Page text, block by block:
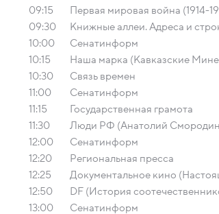
09:15
Первая мировая война (1914-
09:30
Книжные аллеи. Адреса и
10:00
Сенатинформ
10:15
Наша марка (Кавказские
10:30
Связь времен
11:00
Сенатинформ
11:15
Государственная грамота
11:30
Люди РФ (Анатолий
12:00
Сенатинформ
12:20
Региональная пресса
12:25
Документальное кино
12:50
DF (История
13:00
Сенатинформ